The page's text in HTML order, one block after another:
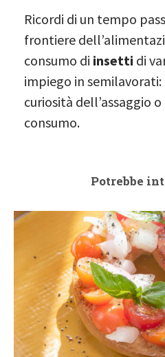
Ricordi di un tempo
frontiere
consumo di insetti di
impiego in semilavorati:
curiosità dell’assaggio
consumo.
Potrebbe